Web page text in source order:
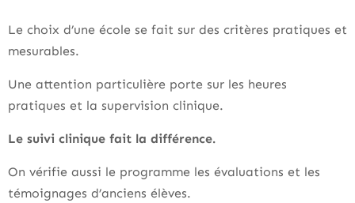
Le choix d’une école se fait sur des critères pratiques et
mesurables.
Une attention particulière porte sur les heures
pratiques et la supervision clinique.
Le suivi clinique fait la différence.
On vérifie aussi le programme les évaluations et les
témoignages d’anciens élèves.